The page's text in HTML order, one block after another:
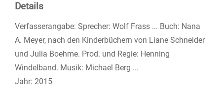
Details
Suche nach diesem Verfasser
Verfasserangabe: Sprecher: Wolf Frass ... Buch: Nana
A. Meyer, nach den Kinderbüchern von Liane Schneider
und Julia Boehme. Prod. und Regie: Henning
Windelband. Musik: Michael Berg ...
Jahr: 2015